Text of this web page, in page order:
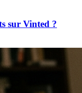
sur Vinted ?